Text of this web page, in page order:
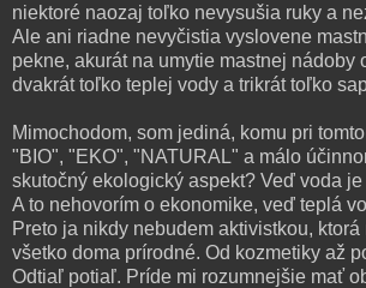
niektoré naozaj toľko nevysušia ruky a
Ale ani riadne nevyčistia vyslovene
pekne, akurát na umytie mastnej nádoby
dvakrát toľko teplej vody a trikrát toľko
Mimochodom, som jediná, komu pri
"BIO", "EKO", "NATURAL" a málo
skutočný ekologický aspekt? Veď voda
A to nehovorím o ekonomike, veď teplá
Preto ja nikdy nebudem aktivistkou,
všetko doma prírodné. Od kozmetiky až
Odtiaľ potiaľ. Príde mi rozumnejšie mať